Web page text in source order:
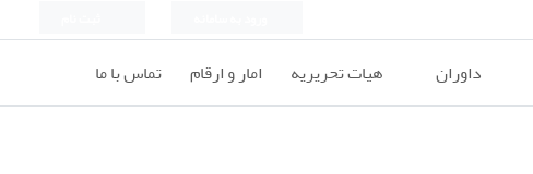
داوران هیات تحریریه امار و ارقام تماس با ما